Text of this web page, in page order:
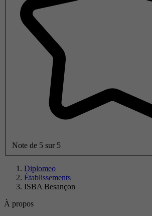
Note de 5 sur 5
Diplomeo
Établissements
ISBA Besançon
À propos